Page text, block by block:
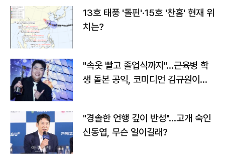
13호 태풍 '돌핀'·15호 '찬홈' 현재 위
치는?
"속옷 빨고 졸업식까지"…근육병 학
생 돌본 공익, 코미디언 김규원이었
"경솔한 언행 깊이 반성"…고개 숙인
신동엽, 무슨 일이길래?